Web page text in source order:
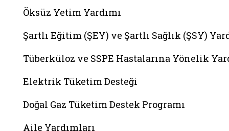
Öksüz Yetim Yardımı
Şartlı Eğitim (ŞEY) ve Şartlı Sağlık (ŞSY)
Tüberküloz ve SSPE Hastalarına Yönelik
Elektrik Tüketim Desteği
Doğal Gaz Tüketim Destek Programı
Aile Yardımları